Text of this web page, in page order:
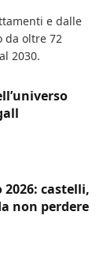
e dalle
da oltre 72
2030.
2026: castelli,
non perdere